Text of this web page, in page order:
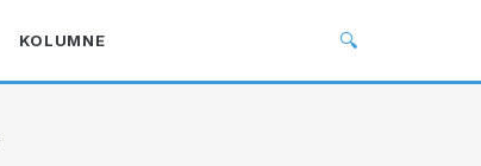
KOLUMNE 🔍